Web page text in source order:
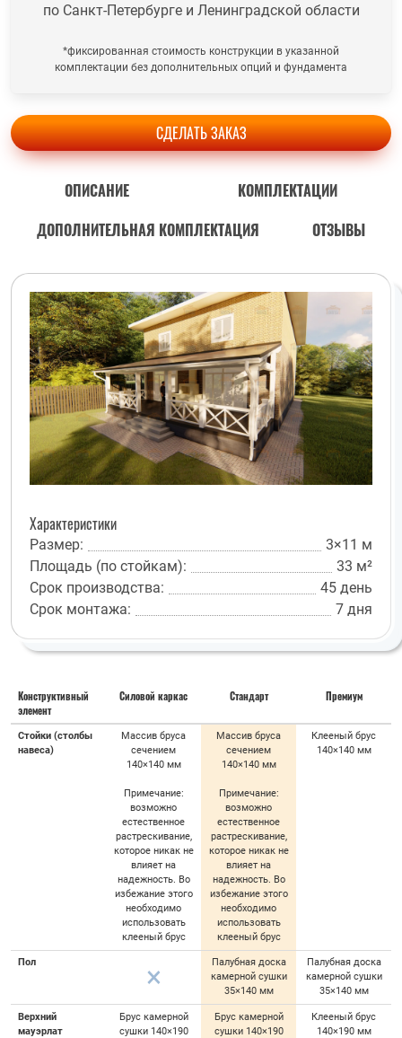
по Санкт-Петербурге и Ленинградской области
*фиксированная стоимость конструкции в указанной
комплектации без дополнительных опций и фундамента
СДЕЛАТЬ ЗАКАЗ
ОПИСАНИЕ
КОМПЛЕКТАЦИИ
ДОПОЛНИТЕЛЬНАЯ КОМПЛЕКТАЦИЯ
ОТЗЫВЫ
Характеристики
Размер:
3×11 м
Площадь (по стойкам):
33 м²
Срок производства:
45 день
Срок монтажа:
7 дня
Конструктивный
элемент
Силовой каркас Стандарт Премиум
Стойки (столбы
навеса)
Массив бруса
сечением
140×140 мм
Примечание:
возможно
естественное
растрескивание,
которое никак не
влияет на
надежность. Во
избежание этого
необходимо
использовать
клееный брус
Массив бруса
сечением
140×140 мм
Примечание:
возможно
естественное
растрескивание,
которое никак не
влияет на
надежность. Во
избежание этого
необходимо
использовать
клееный брус
Клееный брус
140×140 мм
Пол
Палубная доска
камерной сушки
35×140 мм
Палубная доска
камерной сушки
35×140 мм
Верхний
мауэрлат
Брус камерной
сушки 140×190
Брус камерной
сушки 140×190
Клееный брус
140×190 мм